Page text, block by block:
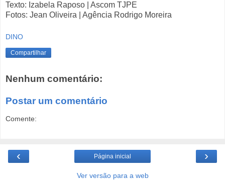
Texto: Izabela Raposo | Ascom TJPE
Fotos: Jean Oliveira | Agência Rodrigo Moreira
DINO
Compartilhar
Nenhum comentário:
Postar um comentário
Comente:
‹ ›
Página inicial
Ver versão para a web